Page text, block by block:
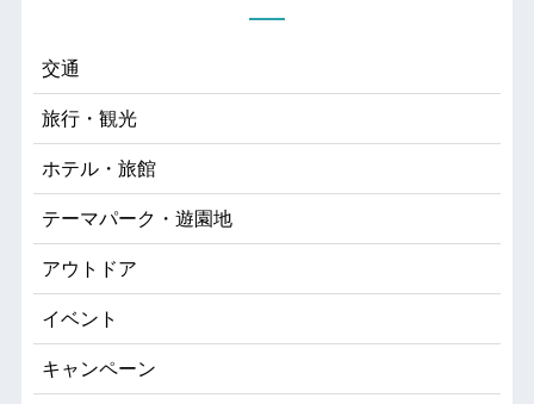
交通
旅行・観光
ホテル・旅館
テーマパーク・遊園地
アウトドア
イベント
キャンペーン